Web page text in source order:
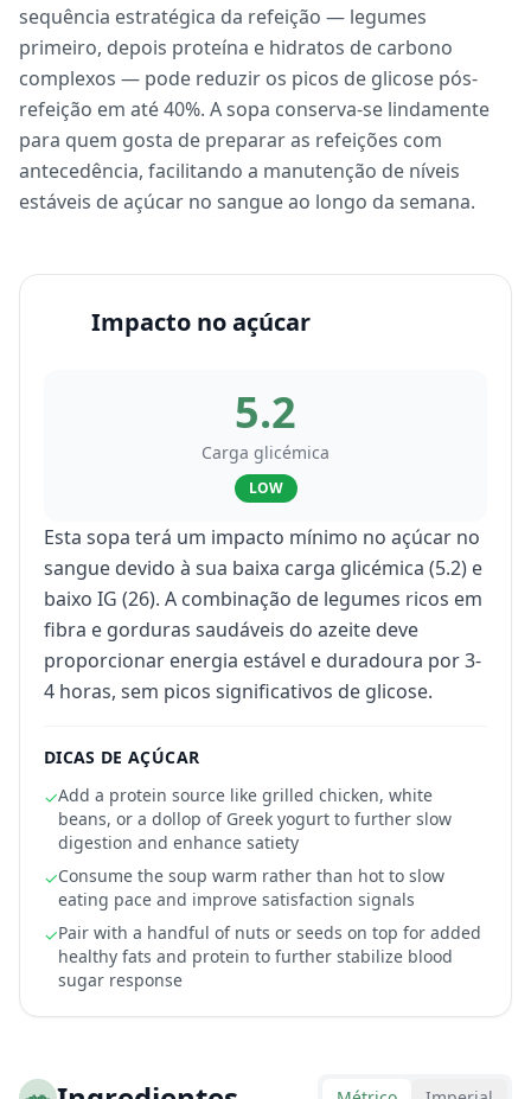
sequência estratégica da refeição — legumes
primeiro, depois proteína e hidratos de carbono
complexos — pode reduzir os picos de glicose pós-
refeição em até 40%. A sopa conserva-se lindamente
para quem gosta de preparar as refeições com
antecedência, facilitando a manutenção de níveis
estáveis de açúcar no sangue ao longo da semana.
Impacto no açúcar
5.2
Carga glicémica
LOW
Esta sopa terá um impacto mínimo no açúcar no
sangue devido à sua baixa carga glicémica (5.2) e
baixo IG (26). A combinação de legumes ricos em
fibra e gorduras saudáveis do azeite deve
proporcionar energia estável e duradoura por 3-
4 horas, sem picos significativos de glicose.
DICAS DE AÇÚCAR
✓Add a protein source like grilled chicken, white
beans, or a dollop of Greek yogurt to further slow
digestion and enhance satiety
✓Consume the soup warm rather than hot to slow
eating pace and improve satisfaction signals
✓Pair with a handful of nuts or seeds on top for added
healthy fats and protein to further stabilize blood
sugar response